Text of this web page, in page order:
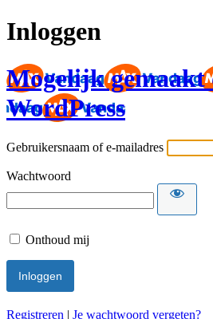
Inloggen
Mogelijk gemaakt
WordPress
Gebruikersnaam of e-mailadres
Wachtwoord
Onthoud mij
Registreren | Je wachtwoord vergeten?